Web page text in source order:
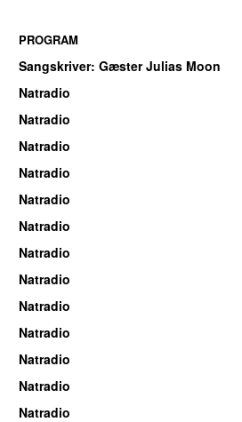
PROGRAM
Sangskriver: Gæster Julias Moon
Natradio
Natradio
Natradio
Natradio
Natradio
Natradio
Natradio
Natradio
Natradio
Natradio
Natradio
Natradio
Natradio